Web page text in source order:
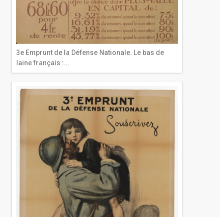
3e Emprunt de la Défense Nationale. Le bas de
laine français :...